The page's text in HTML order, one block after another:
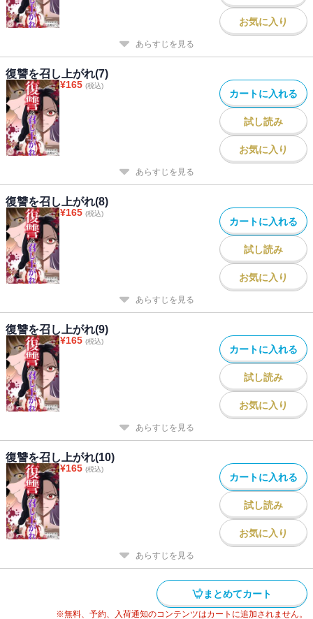
お気に入り
あらすじを見る
復讐を召し上がれ(7)
¥165 (税込)
カートに入れる
試し読み
お気に入り
あらすじを見る
復讐を召し上がれ(8)
¥165 (税込)
カートに入れる
試し読み
お気に入り
あらすじを見る
復讐を召し上がれ(9)
¥165 (税込)
カートに入れる
試し読み
お気に入り
あらすじを見る
復讐を召し上がれ(10)
¥165 (税込)
カートに入れる
試し読み
お気に入り
あらすじを見る
まとめてカート
※無料、予約、入荷通知のコンテンツはカートに追加されません。